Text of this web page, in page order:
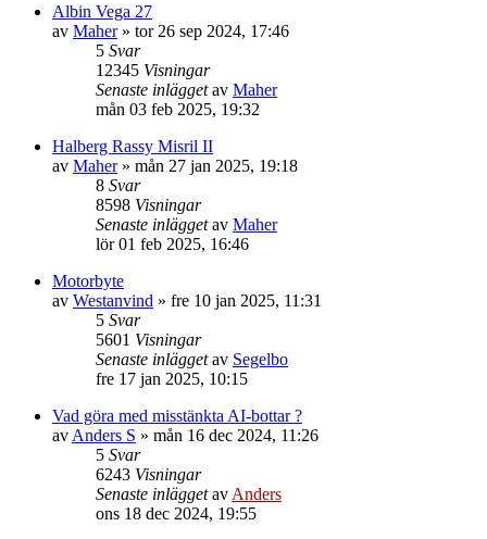
Albin Vega 27
av Maher» tor 26 sep 2024, 17:46
5 Svar
12345 Visningar
Senaste inläggetav Maher
mån 03 feb 2025, 19:32
Halberg Rassy Misril II
av Maher» mån 27 jan 2025, 19:18
8 Svar
8598 Visningar
Senaste inläggetav Maher
lör 01 feb 2025, 16:46
Motorbyte
av Westanvind » fre 10 jan 2025, 11:31
5 Svar
5601 Visningar
Senaste inläggetav Segelbo
fre 17 jan 2025, 10:15
Vad göra med misstänkta AI-bottar ?
av Anders S » mån 16 dec 2024, 11:26
5 Svar
6243 Visningar
Senaste inläggetav Anders
ons 18 dec 2024, 19:55